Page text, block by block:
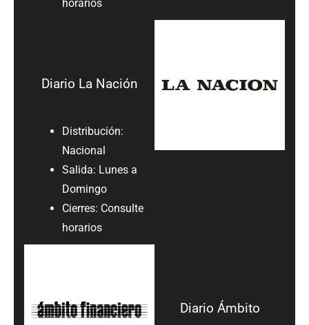
horarios
Diario La Nación
Distribución:
Nacional
Salida: Lunes a
Domingo
Cierres: Consulte
horarios
Diario Ámbito